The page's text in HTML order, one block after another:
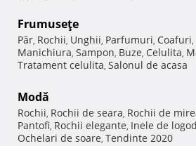
Frumuseţe
Păr, Rochii, Unghii, Parfumuri, Coafuri,
Manichiura, Sampon, Buze, Celulita,
Tratament celulita, Salonul de acasa
Modă
Rochii, Rochii de seara, Rochii de
Pantofi, Rochii elegante, Inele de
Ochelari de soare, Tendinte 2020